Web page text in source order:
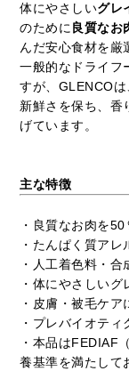
体にやさしいグレ
のために良質なお
んだ安心食材を厳
一般的なドライフ
すが、GLENCOは
新鮮さを保ち、香
げています。
主な特徴
・良質なお肉を
・たんぱく質アレ
・人工着色料・
・体にやさしいグ
・皮膚・被毛ケ
・プレバイオテ
・本品はFEDIAF
養基準を満たして